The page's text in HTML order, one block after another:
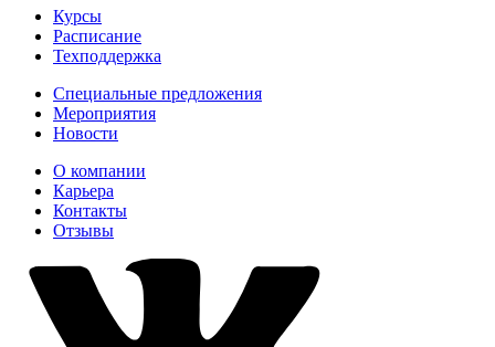
Курсы
Расписание
Техподдержка
Специальные предложения
Мероприятия
Новости
О компании
Карьера
Контакты
Отзывы